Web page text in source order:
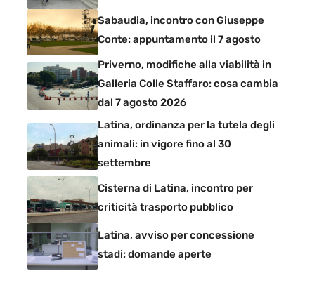
Sabaudia, incontro con Giuseppe
Conte: appuntamento il 7 agosto
Priverno, modifiche alla viabilità in
Galleria Colle Staffaro: cosa cambia
dal 7 agosto 2026
Latina, ordinanza per la tutela degli
animali: in vigore fino al 30
settembre
Cisterna di Latina, incontro per
criticità trasporto pubblico
Latina, avviso per concessione
stadi: domande aperte